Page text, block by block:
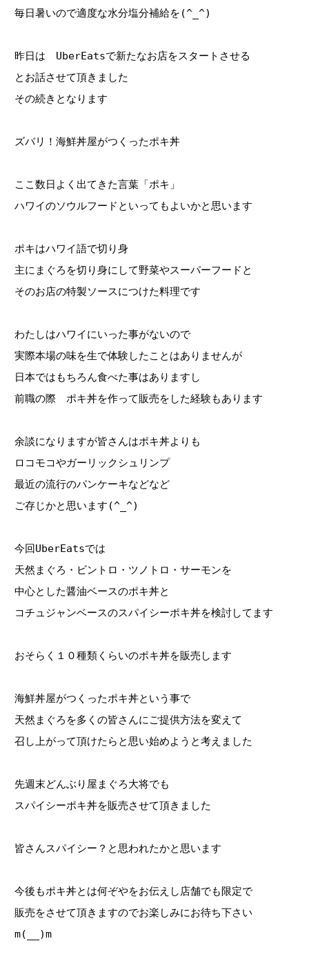
毎日暑いので適度な水分塩分補給を(^_^)
昨日は UberEatsで新たなお店をスタートさせる
とお話させて頂きました
その続きとなります
ズバリ！海鮮丼屋がつくったポキ丼
ここ数日よく出てきた言葉「ポキ」
ハワイのソウルフードといってもよいかと思います
ポキはハワイ語で切り身
主にまぐろを切り身にして野菜やスーパーフードと
そのお店の特製ソースにつけた料理です
わたしはハワイにいった事がないので
実際本場の味を生で体験したことはありませんが
日本ではもちろん食べた事はありますし
前職の際 ポキ丼を作って販売をした経験もあります
余談になりますが皆さんはポキ丼よりも
ロコモコやガーリックシュリンプ
最近の流行のパンケーキなどなど
ご存じかと思います(^_^)
今回UberEatsでは
天然まぐろ・ビントロ・ツノトロ・サーモンを
中心とした醤油ベースのポキ丼と
コチュジャンベースのスパイシーポキ丼を検討してます
おそらく１０種類くらいのポキ丼を販売します
海鮮丼屋がつくったポキ丼という事で
天然まぐろを多くの皆さんにご提供方法を変えて
召し上がって頂けたらと思い始めようと考えました
先週末どんぶり屋まぐろ大将でも
スパイシーポキ丼を販売させて頂きました
皆さんスパイシー？と思われたかと思います
今後もポキ丼とは何ぞやをお伝えし店舗でも限定で
販売をさせて頂きますのでお楽しみにお待ち下さい
m(__)m